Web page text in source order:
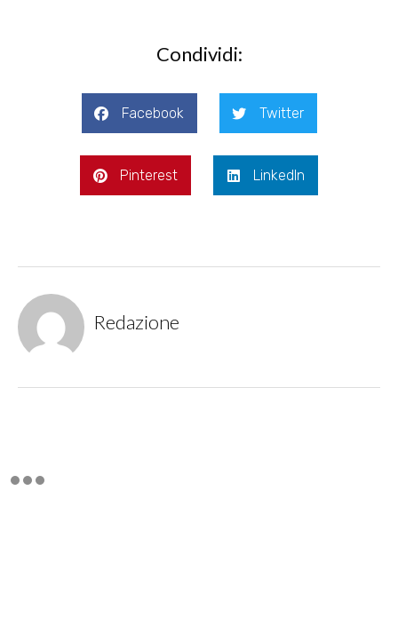
Condividi:
Facebook Twitter
Pinterest LinkedIn
Redazione